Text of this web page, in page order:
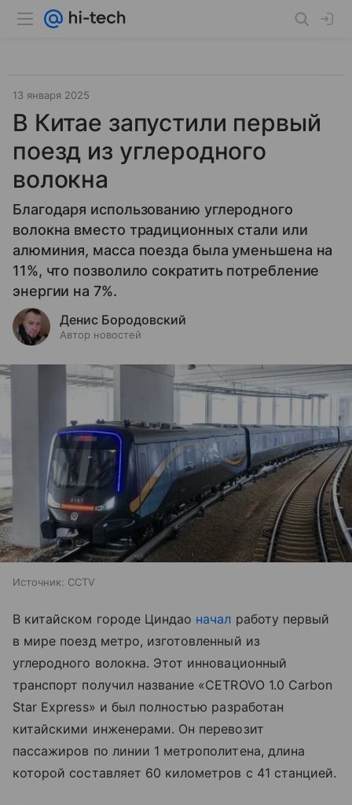
13 января 2025
В Китае запустили первый
поезд из углеродного
волокна
Благодаря использованию углеродного
волокна вместо традиционных стали или
алюминия, масса поезда была уменьшена на
11%, что позволило сократить потребление
энергии на 7%.
Денис Бородовский
Автор новостей
Источник: CCTV
В китайском городе Циндао начал работу первый
в мире поезд метро, изготовленный из
углеродного волокна. Этот инновационный
транспорт получил название «CETROVO 1.0 Carbon
Star Express» и был полностью разработан
китайскими инженерами. Он перевозит
пассажиров по линии 1 метрополитена, длина
которой составляет 60 километров с 41 станцией.